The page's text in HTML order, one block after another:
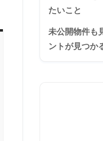
たいこと
未公開物件も
ントが見つか